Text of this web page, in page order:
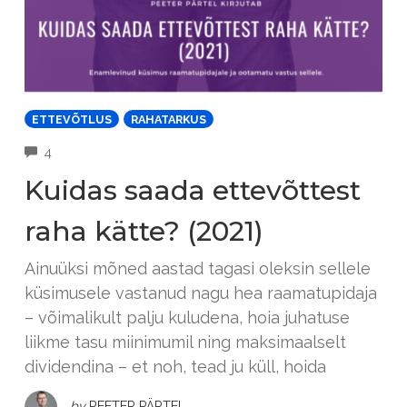
ETTEVÕTLUS RAHATARKUS
4
Kuidas saada ettevõttest
raha kätte? (2021)
Ainuüksi mõned aastad tagasi oleksin sellele
küsimusele vastanud nagu hea raamatupidaja
– võimalikult palju kuludena, hoia juhatuse
liikme tasu miinimumil ning maksimaalselt
dividendina – et noh, tead ju küll, hoida